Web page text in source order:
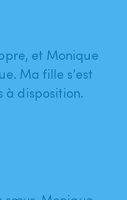
et Monique
Ma fille s’est
à disposition.